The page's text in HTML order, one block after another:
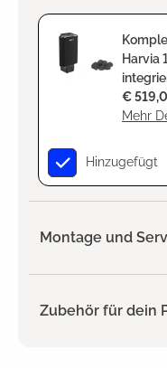
Harvia
Mehr
€
Hinzugefügt
Montage und
Zubehör für dein